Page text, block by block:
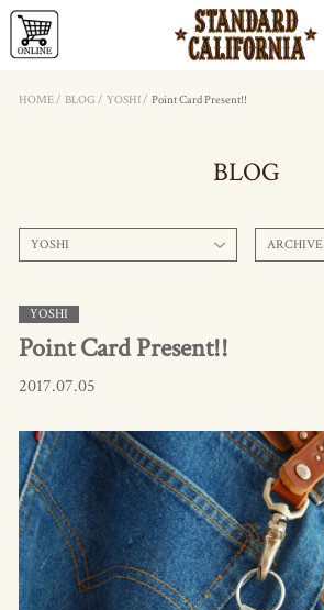
HOME/ BLOG / YOSHI/ Point Card Present!!
BLOG
YOSHI ARCHIVE
YOSHI
Point Card Present!!
2017.07.05